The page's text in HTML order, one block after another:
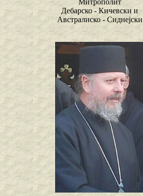
Митрополит
Дебарско - Кичевски и
Австралиско - Сиднејски